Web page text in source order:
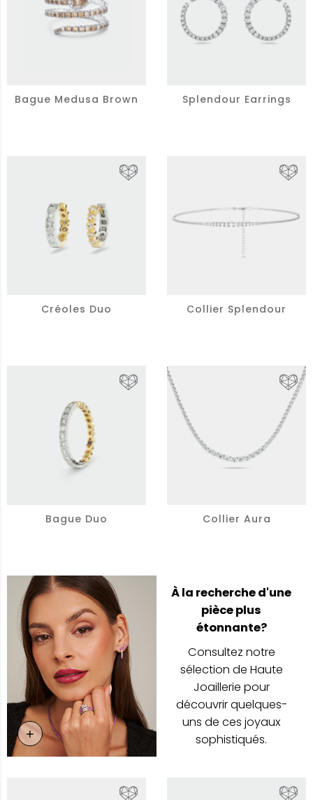
Bague Medusa Brown Splendour Earrings
Créoles Duo Collier Splendour
Bague Duo Collier Aura
+En Savoir Plus
À la recherche d'une
pièce plus
étonnante?
Consultez notre
sélection de Haute
Joaillerie pour
découvrir quelques-
uns de ces joyaux
sophistiqués.